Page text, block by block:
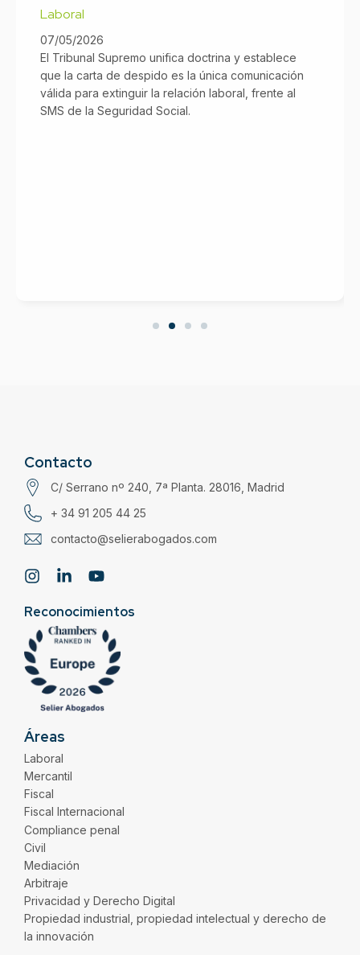
Laboral
07/05/2026
El Tribunal Supremo unifica doctrina y establece
que la carta de despido es la única comunicación
válida para extinguir la relación laboral, frente al
SMS de la Seguridad Social.
Contacto
C/ Serrano nº 240, 7ª Planta. 28016, Madrid
+ 34 91 205 44 25
contacto@selierabogados.com
Reconocimientos
Áreas
Laboral
Mercantil
Fiscal
Fiscal Internacional
Compliance penal
Civil
Mediación
Arbitraje
Privacidad y Derecho Digital
Propiedad industrial, propiedad intelectual y derecho de
la innovación